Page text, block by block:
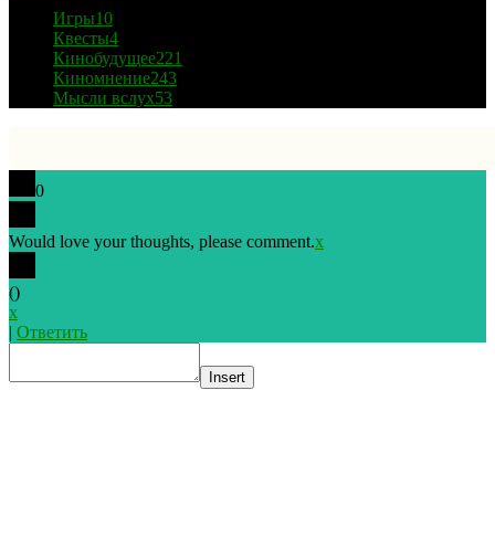
Игры10
Квесты4
Кинобудущее221
Киномнение243
Мысли вслух53
0
Would love your thoughts, please comment.x
()
x
| Ответить
Insert